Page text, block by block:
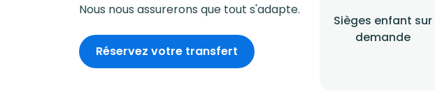
Nous nous assurerons que tout s'adapte.
Sièges enfant sur
demande
Réservez votre transfert